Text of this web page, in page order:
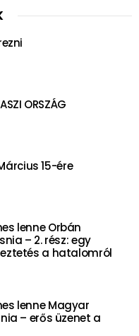
ORSZÁG
15-ére
lenne Orbán
– 2. rész: egy
a hatalomról
lenne Magyar
– erős üzenet a